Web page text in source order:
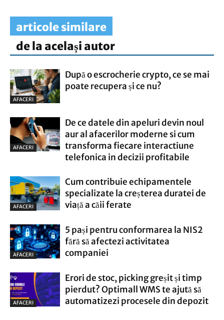
articole similare
de la același autor
AFACERI
După o escrocherie crypto, ce se mai
poate recupera și ce nu?
AFACERI
De ce datele din apeluri devin noul
aur al afacerilor moderne si cum
transforma fiecare interactiune
telefonica in decizii profitabile
AFACERI
Cum contribuie echipamentele
specializate la creșterea duratei de
viață a căii ferate
AFACERI
5 pași pentru conformarea la NIS2
fără să afectezi activitatea
companiei
AFACERI
Erori de stoc, picking greșit și timp
pierdut? Optimall WMS te ajută să
automatizezi procesele din depozit